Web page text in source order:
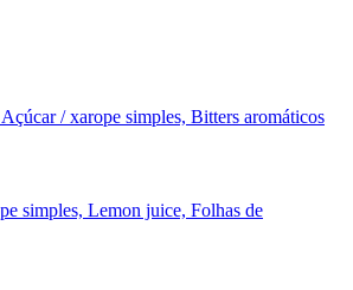
/ xarope simples, Bitters aromáticos
simples, Lemon juice, Folhas de